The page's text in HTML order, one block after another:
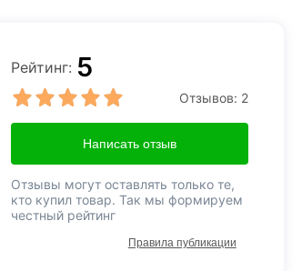
Рейтинг: 5
Отзывов: 2
Написать отзыв
Отзывы могут оставлять только те,
кто купил товар. Так мы формируем
честный рейтинг
Правила публикации